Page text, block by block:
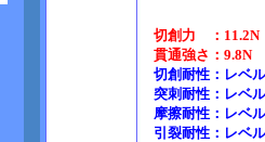
切創力 ：
貫通強さ：
切創耐性：レベ
突刺耐性：レベ
摩擦耐性：レベ
引裂耐性：レベ